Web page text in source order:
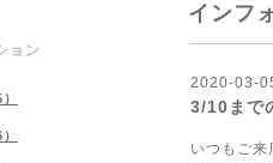
インフ
2020-03-
3/10まで
いつもご来
ョン